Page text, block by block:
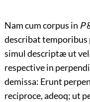
Nam cum corpus in P
describat
simul descriptæ ut
respective in
demissa: Erunt
reciproce, adeoq; ut